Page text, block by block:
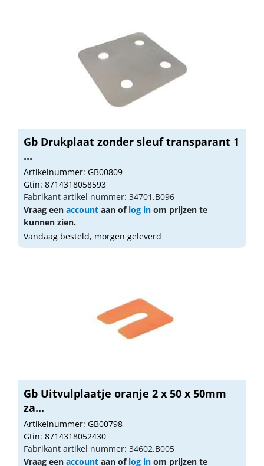
Gb Drukplaat zonder sleuf transparant 1
...
Artikelnummer: GB00809
Gtin: 8714318058593
Fabrikant artikel nummer: 34701.B096
Vraag een account aan of log in om prijzen te
kunnen zien.
Vandaag besteld, morgen geleverd
Gb Uitvulplaatje oranje 2 x 50 x 50mm
za...
Artikelnummer: GB00798
Gtin: 8714318052430
Fabrikant artikel nummer: 34602.B005
Vraag een account aan of log in om prijzen te